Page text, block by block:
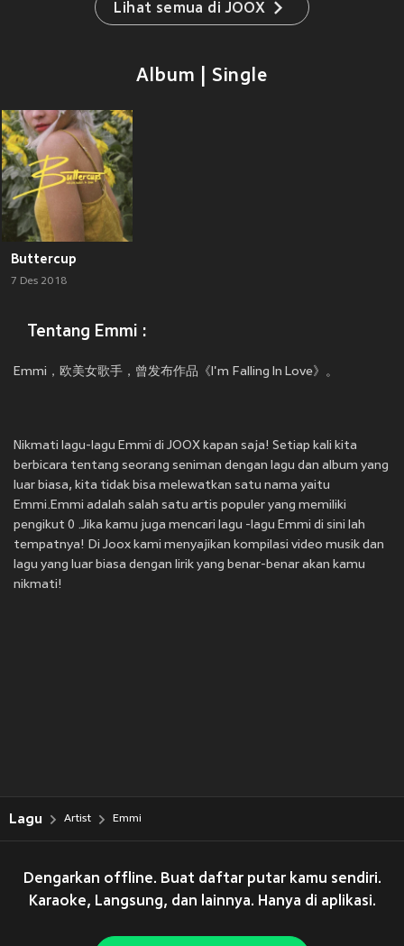
Lihat semua di JOOX
Album | Single
Buttercup
7 Des 2018
Tentang Emmi :
Emmi，欧美女歌手，曾发布作品《I'm Falling In Love》。
Nikmati lagu-lagu Emmi di JOOX kapan saja! Setiap kali kita
berbicara tentang seorang seniman dengan lagu dan album yang
luar biasa, kita tidak bisa melewatkan satu nama yaitu
Emmi.Emmi adalah salah satu artis populer yang memiliki
pengikut 0 .Jika kamu juga mencari lagu -lagu Emmi di sini lah
tempatnya! Di Joox kami menyajikan kompilasi video musik dan
lagu yang luar biasa dengan lirik yang benar-benar akan kamu
nikmati!
Lagu Artist Emmi
Dengarkan offline. Buat daftar putar kamu sendiri.
Karaoke, Langsung, dan lainnya. Hanya di aplikasi.